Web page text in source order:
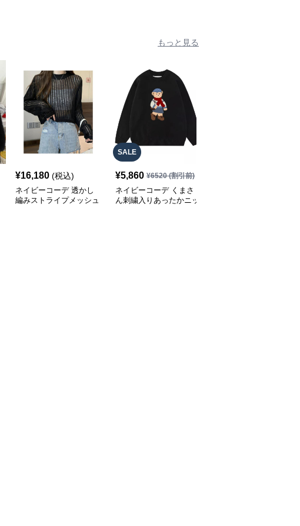
もっと見る
¥16,180 (税込)
ネイビーコーデ 透かし
編みストライプメッシュ
SALE
¥5,860 ¥6520(割引前)
ネイビーコーデ くまさ
ん刺繍入りあったかニッ